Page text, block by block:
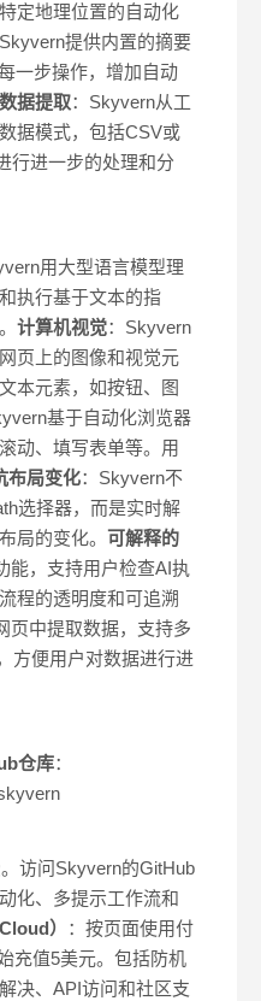
定地理位置的自动化
提供内置的摘要
一步操作，增加自动
数据提取：Skyvern从工
据模式，包括CSV或
行进一步的处理和分
用大型语言模型理
执行基于文本的指
计算机视觉：Skyvern
页上的图像和视觉元
本元素，如按钮、图
基于自动化浏览器
动、填写表单等。用
布局变化：Skyvern不
选择器，而是实时解
局的变化。 可解释的
能，支持用户检查AI执
程的透明度和可追溯
页中提取数据，支持多
方便用户对数据进行进
仓库：
访问Skyvern的GitHub
化、多提示工作流和
）
：按页面使用付
充值5美元。包括防机
决、API访问和社区支